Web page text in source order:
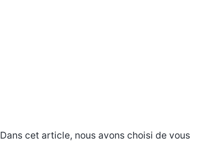
Dans cet article, nous avons choisi de vous